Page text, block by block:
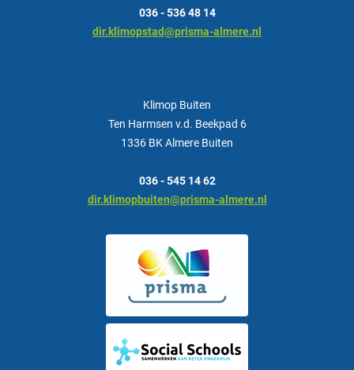
036 - 536 48 14
dir.klimopstad@prisma-almere.nl
Klimop Buiten
Ten Harmsen v.d. Beekpad 6
1336 BK Almere Buiten
036 - 545 14 62
dir.klimopbuiten@prisma-almere.nl